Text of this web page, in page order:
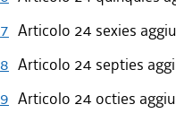
7 Articolo 24 sexies
8 Articolo 24 septies
9 Articolo 24 octies